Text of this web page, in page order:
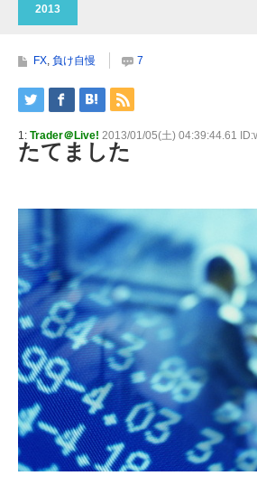
2013
FX, 負け自慢 7
1: Trader＠Live! 2013/01/05(土) 04:39:44.61
たてました